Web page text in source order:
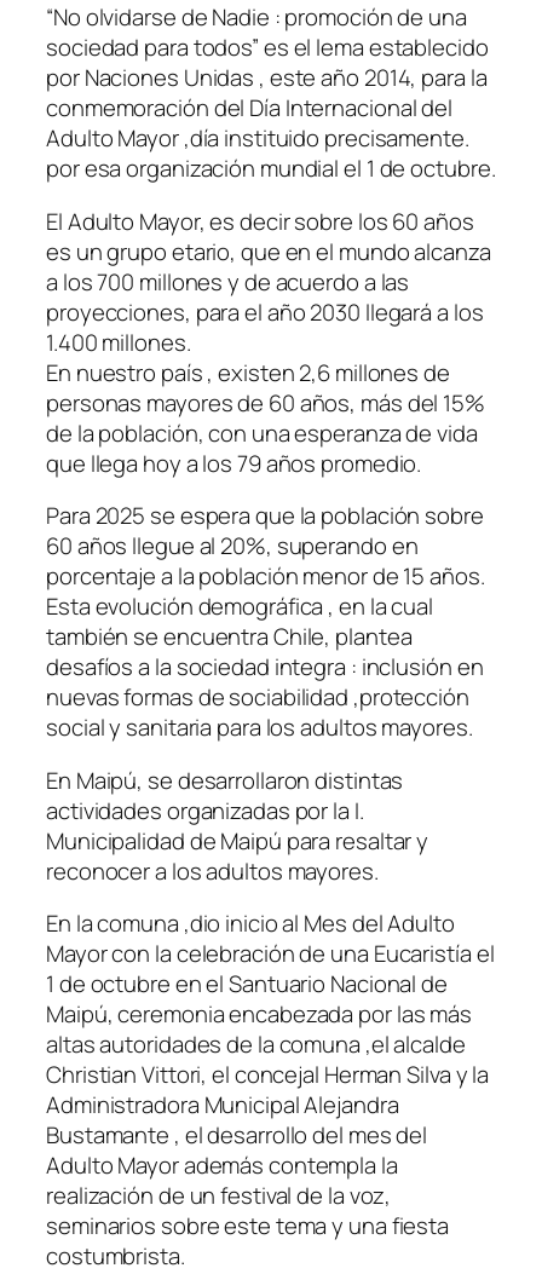
“No olvidarse de Nadie : promoción de una
sociedad para todos” es el lema establecido
por Naciones Unidas , este año 2014, para la
conmemoración del Día Internacional del
Adulto Mayor ,día instituido precisamente.
por esa organización mundial el 1 de octubre.
El Adulto Mayor, es decir sobre los 60 años
es un grupo etario, que en el mundo alcanza
a los 700 millones y de acuerdo a las
proyecciones, para el año 2030 llegará a los
1.400 millones.
En nuestro país , existen 2,6 millones de
personas mayores de 60 años, más del 15%
de la población, con una esperanza de vida
que llega hoy a los 79 años promedio.
Para 2025 se espera que la población sobre
60 años llegue al 20%, superando en
porcentaje a la población menor de 15 años.
Esta evolución demográfica , en la cual
también se encuentra Chile, plantea
desafíos a la sociedad integra : inclusión en
nuevas formas de sociabilidad ,protección
social y sanitaria para los adultos mayores.
En Maipú, se desarrollaron distintas
actividades organizadas por la I.
Municipalidad de Maipú para resaltar y
reconocer a los adultos mayores.
En la comuna ,dio inicio al Mes del Adulto
Mayor con la celebración de una Eucaristía el
1 de octubre en el Santuario Nacional de
Maipú, ceremonia encabezada por las más
altas autoridades de la comuna ,el alcalde
Christian Vittori, el concejal Herman Silva y la
Administradora Municipal Alejandra
Bustamante , el desarrollo del mes del
Adulto Mayor además contempla la
realización de un festival de la voz,
seminarios sobre este tema y una fiesta
costumbrista.